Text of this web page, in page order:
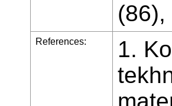
References:
1.